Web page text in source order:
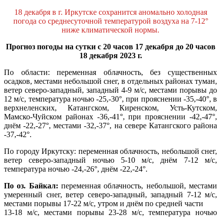
18 декабря в г. Иркутске сохранится аномально холодная
погода со среднесуточной температурой воздуха на 7-12°
ниже климатической нормы.
Прогноз погоды на сутки с 20 часов 17 декабря до 20 часов
18 декабря 2023 г.
По области: переменная облачность, без существенных
осадков, местами небольшой снег, в отдельных районах туман,
ветер северо-западный, западный 4-9 м/с, местами порывы до
12 м/с, температура ночью -25,-30°, при прояснении -35,-40°, в
верхнеленских, Катангском, Киренском, Усть-Кутском,
Мамско-Чуйском районах -36,-41°, при прояснении -42,-47°,
днём -22,-27°, местами -32,-37°, на севере Катангского района
-37,-42°.
По городу Иркутску: переменная облачность, небольшой снег,
ветер северо-западный ночью 5-10 м/с, днём 7-12 м/с,
температура ночью -24,-26°, днём -22,-24°.
По оз. Байкал: переменная облачность, небольшой, местами
умеренный снег, ветер северо-западный, западный 7-12 м/с,
местами порывы 17-22 м/с, утром и днём по средней части
13-18 м/с, местами порывы 23-28 м/с, температура ночью